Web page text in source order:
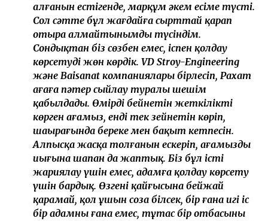
алғанын естігенде, марқұм әкем есіме түсті.
Сол сәтте бұл жағдайға сырттай қарап
отыра алмайтынымды түсіндім.
Сондықтан біз сөзбен емес, іспен қолдау
көрсетуді жөн көрдік. VD Stroy-Engineering
және Baisanat компаниялары бірлесіп, Рахат
ағаға пәтер сыйлау туралы шешім
қабылдады. Өмірдің бейнетін жеткілікті
көрген ағамыз, енді тек зейнетін көріп,
шаңырағында береке мен бақыт кетпесін.
Алпысқа жасқа толғанын ескеріп, ағамыздың
иығына шапан да жаптық. Біз бұл істі
жариялау үшін емес, адамға қолдау көрсету
үшін бардық. Өзгенің қайғысына бейжай
қарамай, қол ұшын соза білсек, бір ғана игі іс
бір адамның ғана емес, тұтас бір отбасының